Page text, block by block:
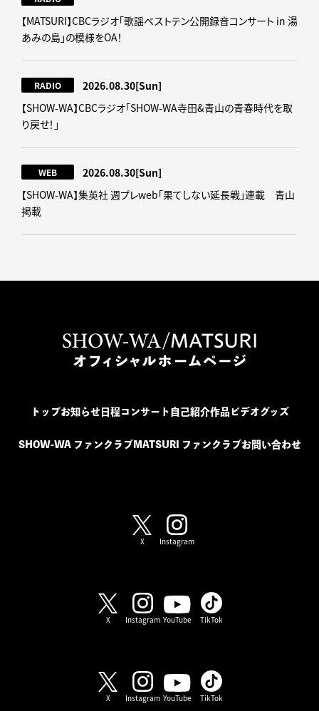
【MATSURI】CBCラジオ「歌謡ベストテン公開録音コンサート in 湯
あみの島」の模様をOA！
RADIO 2026.08.30[Sun]
【SHOW-WA】CBCラジオ｢SHOW-WA寺田&青山の青春時代を取
り戻せ！｣
WEB 2026.08.30[Sun]
【SHOW-WA】集英社 週プレweb｢果てしない延長戦｣連載 青山
掲載
トップお知らせ日程コンサート 自己紹介作品ビデオグッズ
SHOW-WA ファンクラブ MATSURI ファンクラブ お問い合わせ
X Instagram
X Instagram YouTube TikTok
X Instagram YouTube TikTok